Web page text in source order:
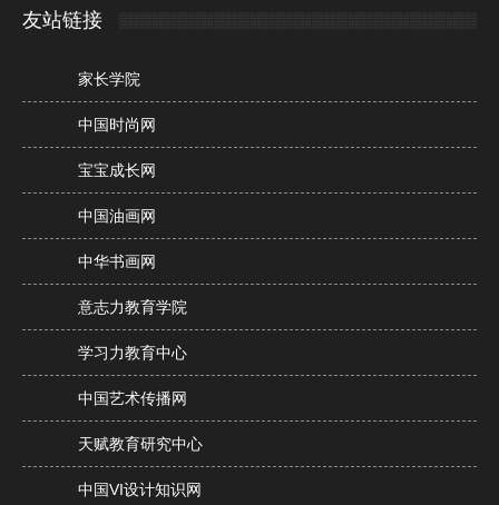
友站链接
家长学院
中国时尚网
宝宝成长网
中国油画网
中华书画网
意志力教育学院
学习力教育中心
中国艺术传播网
天赋教育研究中心
中国VI设计知识网